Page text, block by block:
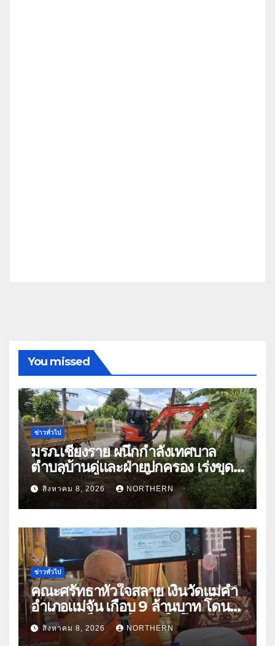
You missed
ข่าวทั่วไป
มรภ.เชียงราย ผนึกกำลังเทศบาล
ตำบลบ้านดู่และฝ่ายปกครอง เร่งขุด
ลอกสิ่งกีดขวางทางน้ำ ป้องกันและลด
ปัญหาน้ำท่วม
สิงหาคม 8, 2026 NORTHERN
ข่าวทั่วไป
คณะศรัทธาหัวใจสลาย เงินวัดแม่คำ
อำเภอแม่จัน เกือบ 9 ล้านบาท โดน
แก๊งคอลเซ็นเตอร์หลอกให้โอนข้าม
ปีกว่า 66 บัญชี
สิงหาคม 8, 2026 NORTHERN